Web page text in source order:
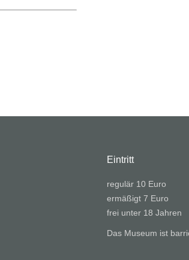
Eintritt
regulär 10 Euro
ermäßigt 7 Euro
frei unter 18 Jahren
Das Museum ist